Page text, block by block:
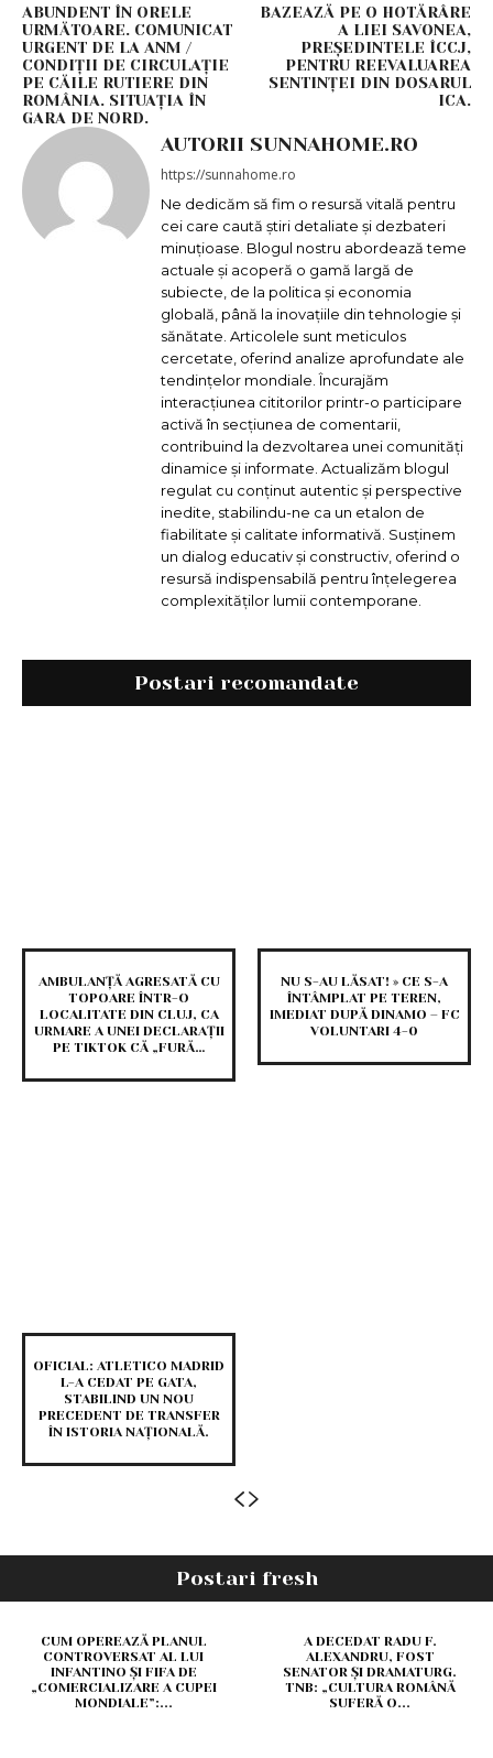
ABUNDENT ÎN ORELE
URMĂTOARE. COMUNICAT
URGENT DE LA ANM /
CONDIȚII DE CIRCULAȚIE
PE CĂILE RUTIERE DIN
ROMÂNIA. SITUAȚIA ÎN
GARA DE NORD.
BAZEAZĂ PE O HOTĂRÂRE
A LIEI SAVONEA,
PREȘEDINTELE ÎCCJ,
PENTRU REEVALUAREA
SENTINȚEI DIN DOSARUL
ICA.
AUTORII SUNNAHOME.RO
https://sunnahome.ro
Ne dedicăm să fim o resursă vitală pentru
cei care caută știri detaliate și dezbateri
minuțioase. Blogul nostru abordează teme
actuale și acoperă o gamă largă de
subiecte, de la politica și economia
globală, până la inovațiile din tehnologie și
sănătate. Articolele sunt meticulos
cercetate, oferind analize aprofundate ale
tendințelor mondiale. Încurajăm
interacțiunea cititorilor printr-o participare
activă în secțiunea de comentarii,
contribuind la dezvoltarea unei comunități
dinamice și informate. Actualizăm blogul
regulat cu conținut autentic și perspective
inedite, stabilindu-ne ca un etalon de
fiabilitate și calitate informativă. Susținem
un dialog educativ și constructiv, oferind o
resursă indispensabilă pentru înțelegerea
complexităților lumii contemporane.
Postari recomandate
AMBULANȚĂ AGRESATĂ CU
TOPOARE ÎNTR-O
LOCALITATE DIN CLUJ, CA
URMARE A UNEI DECLARAȚII
PE TIKTOK CĂ „FURĂ…
NU S-AU LĂSAT! » CE S-A
ÎNTÂMPLAT PE TEREN,
IMEDIAT DUPĂ DINAMO – FC
VOLUNTARI 4-0
OFICIAL: ATLETICO MADRID
L-A CEDAT PE GATA,
STABILIND UN NOU
PRECEDENT DE TRANSFER
ÎN ISTORIA NAȚIONALĂ.
Postari fresh
CUM OPEREAZĂ PLANUL
CONTROVERSAT AL LUI
INFANTINO ȘI FIFA DE
„COMERCIALIZARE A CUPEI
MONDIALE”:...
A DECEDAT RADU F.
ALEXANDRU, FOST
SENATOR ȘI DRAMATURG.
TNB: „CULTURA ROMÂNĂ
SUFERĂ O...